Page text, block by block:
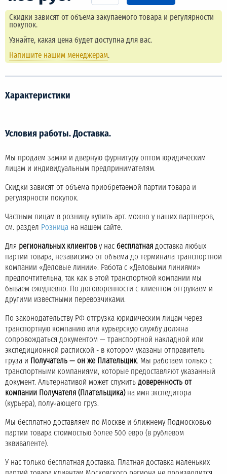
Скидки зависят от объема закупаемого товара и регулярности
покупок.
Узнайте, какая цена будет доступна для вас.
Напишите нашим менеджерам.
Характеристики
Условия работы. Доставка.
Мы продаем замки и дверную фурнитуру оптом юридическим
лицам и индивидуальным предпринимателям.
Скидки зависят от объема приобретаемой партии товара и
регулярности покупок.
Частным лицам в розницу купить арт. можно у наших партнеров,
см. раздел Розница на нашем сайте.
Для региональных клиентову нас бесплатная доставка любых
партий товара, независимо от объема до терминала транспортной
компании «Деловые линии». Работа с «Деловыми линиями»
предпочтительна, так как в этой транспортной компании мы
бываем ежедневно. По договоренности с клиентом отгружаем и
другими известными перевозчиками.
По законодательству РФ отгрузка юридическим лицам через
транспортную компанию или курьерскую службу должна
сопровождаться документом — транспортной накладной или
экспедиционной распиской - в котором указаны отправитель
груза и Получатель — он же Плательщик. Мы работаем только с
транспортными компаниями, которые предоставляют указанный
документ. Альтернативой может служить доверенность от
компании Получателя (Плательщика)на имя экспедитора
(курьера), получающего груз.
Мы бесплатно доставляем по Москве и ближнему Подмосковью
партии товара стоимостью более 500 евро (в рублевом
эквиваленте).
У нас только бесплатная доставка. Платная доставка маленьких